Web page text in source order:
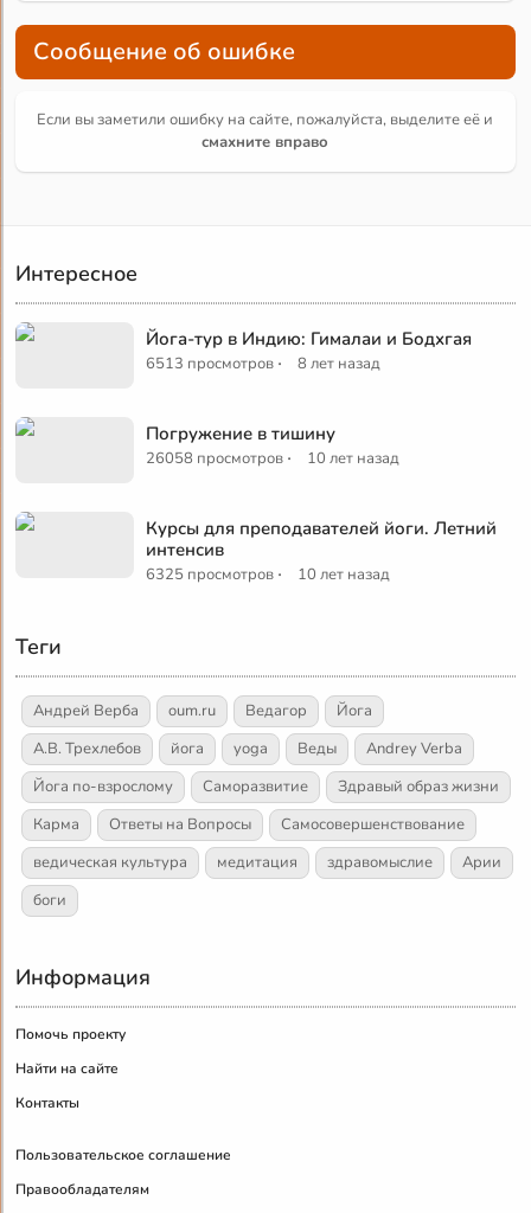
Сообщение об ошибке
Если вы заметили ошибку на сайте, пожалуйста, выделите её и
смахните вправо
Интересное
Йога-тур в Индию: Гималаи и Бодхгая
6513 просмотров · 8 лет назад
Погружение в тишину
26058 просмотров · 10 лет назад
Курсы для преподавателей йоги. Летний
интенсив
6325 просмотров · 10 лет назад
Теги
Андрей Верба oum.ru Ведагор
Йога
А.В. Трехлебов
йога yoga Веды
Andrey Verba
Йога по-взрослому
Саморазвитие
Здравый образ жизни
Карма
Ответы на Вопросы
Самосовершенствование
ведическая культура
медитация здравомыслие
Арии
боги
Информация
Помочь проекту
Найти на сайте
Контакты
Пользовательское соглашение
Правообладателям